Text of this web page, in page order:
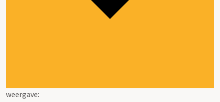
weergave: